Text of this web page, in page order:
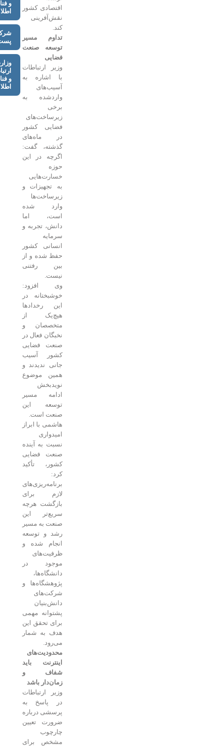
اقتصادی کشور
نقش‌آفرینی
تداوم مسیر
توسعه صنعت
وزیر ارتباطات
با اشاره به
آسیب‌های
واردشده به
زیرساخت‌های
فضایی کشور
در ماه‌های
گذشته، گفت:
اگرچه در این
خسارت‌هایی
به تجهیزات و
زیرساخت‌ها
وارد شده
است، اما
دانش، تجربه و
انسانی کشور
حفظ شده و از
بین رفتنی
وی افزود:
خوشبختانه در
این رخدادها
هیچ‌یک از
متخصصان و
نخبگان فعال در
صنعت فضایی
کشور آسیب
جانی ندیدند و
همین موضوع
نویدبخش
ادامه مسیر
توسعه این
صنعت است.
هاشمی با ابراز
نسبت به آینده
صنعت فضایی
کشور، تأکید
برنامه‌ریزی‌های
لازم برای
بازگشت هرچه
سریع‌تر این
صنعت به مسیر
رشد و توسعه
انجام شده و
ظرفیت‌های
موجود در
دانشگاه‌ها،
پژوهشگاه‌ها و
شرکت‌های
دانش‌بنیان
پشتوانه مهمی
برای تحقق این
هدف به شمار
محدودیت‌های
اینترنت باید
شفاف و
زمان‌دار باشد
وزیر ارتباطات
در پاسخ به
پرسشی درباره
ضرورت تعیین
چارچوب
مشخص برای
و فناوری
اطلاعات
پست
وزارت
ارتباطات
و فناوری